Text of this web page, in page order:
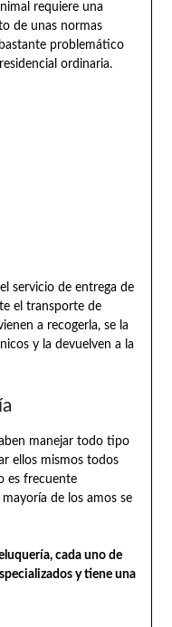
requiere una
de unas normas
problemático
ordinaria.
servicio de entrega de
el transporte de
a recogerla, se la
y la devuelven a la
manejar todo tipo
ellos mismos todos
es frecuente
de los amos se
cada uno de
y tiene una